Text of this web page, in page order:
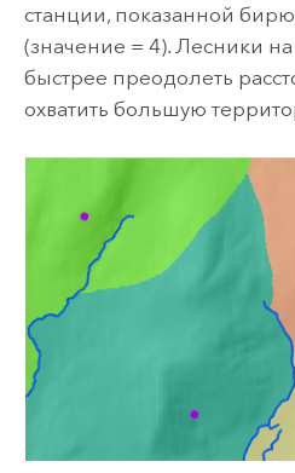
станции, показанной
(значение = 4). Лесники на
быстрее преодолеть
охватить большую